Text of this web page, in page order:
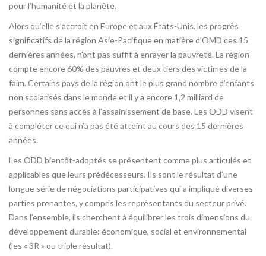
pour l’humanité et la planète.
Alors qu’elle s’accroit en Europe et aux États-Unis, les progrès
significatifs de la région Asie-Pacifique en matière d’OMD ces 15
dernières années, n’ont pas suffit à enrayer la pauvreté. La région
compte encore 60% des pauvres et deux tiers des victimes de la
faim. Certains pays de la région ont le plus grand nombre d’enfants
non scolarisés dans le monde et il y a encore 1,2 milliard de
personnes sans accès à l’assainissement de base. Les ODD visent
à compléter ce qui n’a pas été atteint au cours des 15 dernières
années.
Les ODD bientôt-adoptés se présentent comme plus articulés et
applicables que leurs prédécesseurs. Ils sont le résultat d’une
longue série de négociations participatives qui a impliqué diverses
parties prenantes, y compris les représentants du secteur privé.
Dans l’ensemble, ils cherchent à équilibrer les trois dimensions du
développement durable: économique, social et environnemental
(les « 3R » ou triple résultat).